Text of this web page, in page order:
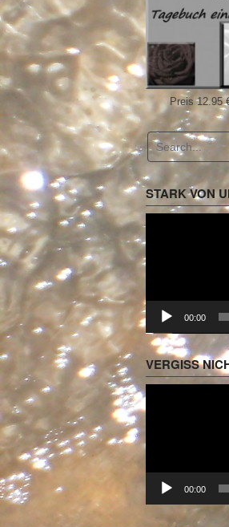
Preis 12.95
STARK VON
Video-
Player
00:00
VERGISS
Video-
Player
00:00